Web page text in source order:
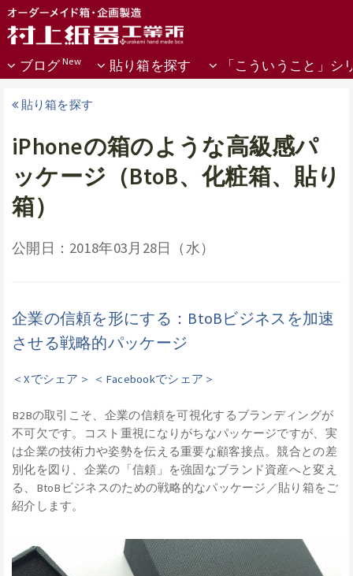
貼り箱を探す 「こういうこと」シ
ブログ
貼り箱を探す
iPhoneの箱のような高級感パ
ッケージ（BtoB、化粧箱、貼り
箱）
公開日：2018年03月28日（水）
企業の信頼を形にする：BtoBビジネスを加速
させる戦略的パッケージ
＜Xでシェア＞ ＜Facebookでシェア＞
B2Bの取引こそ、企業の信頼を可視化するブランディングが
不可欠です。コスト重視になりがちなパッケージですが、実
は企業の技術力や姿勢を伝える重要な顧客接点。競合との差
別化を図り、企業の「信頼」を強固なブランド資産へと変え
る、BtoBビジネスのための戦略的なパッケージ／貼り箱をご
紹介します。